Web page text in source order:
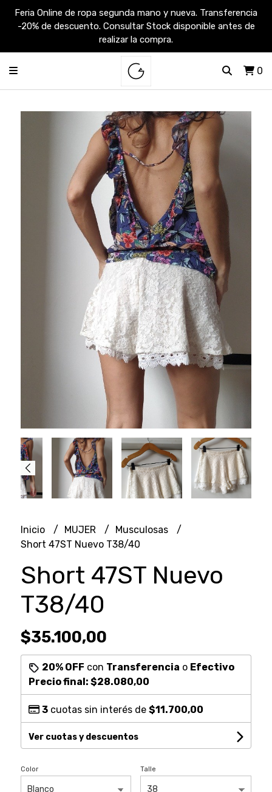
Feria Online de ropa segunda mano y nueva. Transferencia
-20% de descuento. Consultar Stock disponible antes de
realizar la compra.
0
Inicio MUJER
Musculosas
Short 47ST Nuevo T38/40
Short 47ST Nuevo
T38/40
$35.100,00
20% OFF con Transferencia o Efectivo
Precio final: $28.080,00
3cuotas sin interés de $11.700,00
Ver cuotas y descuentos
Color Talle